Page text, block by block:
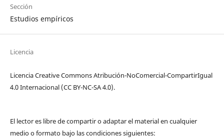
Sección
Estudios empíricos
Licencia
Licencia Creative Commons Atribución-NoComercial-CompartirIgual
4.0 Internacional (CC BY-NC-SA 4.0).
El lector es libre de compartir o adaptar el material en cualquier
medio o formato bajo las condiciones siguientes: